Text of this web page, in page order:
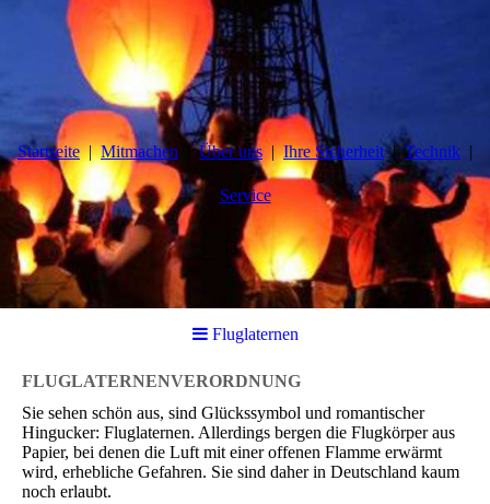
Startseite Mitmachen Über uns Ihre Sicherheit Technik
Service
Fluglaternen
FLUGLATERNENVERORDNUNG
Sie sehen schön aus, sind Glückssymbol und romantischer
Hingucker: Fluglaternen. Allerdings bergen die Flugkörper aus
Papier, bei denen die Luft mit einer offenen Flamme erwärmt
wird, erhebliche Gefahren. Sie sind daher in Deutschland kaum
noch erlaubt.